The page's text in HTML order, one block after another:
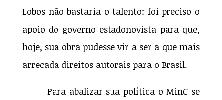
Lobos não bastaria o talento: foi preciso o
apoio do governo estadonovista para que,
hoje, sua obra pudesse vir a ser a que mais
arrecada direitos autorais para o Brasil.
Para abalizar sua política o MinC se